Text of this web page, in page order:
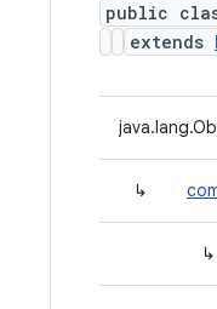
public
extends
↳
↳